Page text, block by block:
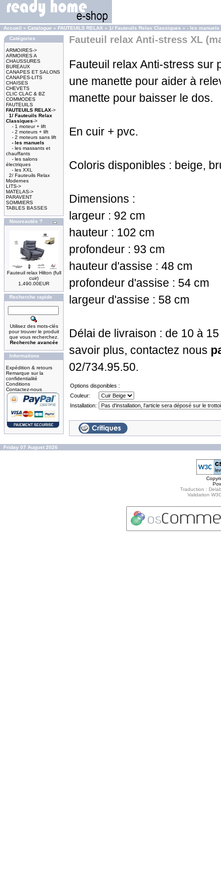
Accueil » Catalogue » FAUTEUILS RELAX » 1/ Fauteuils Relax Classiques » - les manuels
Catégories
ARMOIRES->
ARMOIRES A
CHAUSSURES
BUREAUX
CANAPES ET SALONS
CANAPES-LITS
CHAISES
CHEVETS
CLIC CLAC & BZ
COMMODES
FAUTEUILS
FAUTEUILS RELAX->
1/ Fauteuils Relax
Classiques->
- 1 moteur + lift
- 2 moteurs + lift
- 2 moteurs sans lift
- les manuels
- les massants et
chauffants
- les salons
électriques
- les XXL
2/ Fauteuils Relax
Modernes
LITS->
MATELAS->
PARAVENT
SOMMIERS
TABLES BASSES
Nouveautés ?
Fauteuil relax Hilton (full
cuir)
1,490.00EUR
Recherche rapide
Utilisez des mots-clés
pour trouver le produit
que vous recherchez.
Recherche avancée
Informations
Expédition & retours
Remarque sur la
confidentialité
Conditions
Contactez-nous
Fauteuil relax Anti-stress XL
Fauteuil relax Anti-stress sur
une manette pour aider à
manette pour baisser le dos.
En cuir + pvc.
Coloris disponibles : beige,
Dimensions :
largeur : 92 cm
hauteur : 102 cm
profondeur : 93 cm
hauteur d'assise : 48 cm
profondeur d'assise : 54 cm
largeur d'assise : 58 cm
Délai de livraison : de 10 à
savoir plus, contactez nous
02/734.95.50.
Options disponibles :
Couleur:
Installation:
Friday 07 August 2026
Traduction :
Validation